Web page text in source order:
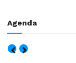
Agenda